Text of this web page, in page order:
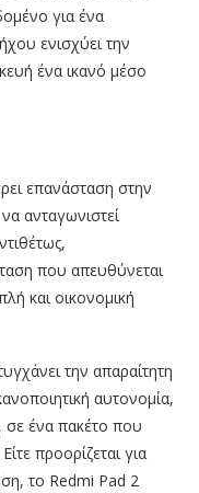
για ένα
ενισχύει την
ένα ικανό μέσο
επανάσταση στην
ανταγωνιστεί
που απευθύνεται
και οικονομική
την απαραίτητη
αυτονομία,
σε ένα πακέτο που
προορίζεται για
το Redmi Pad 2